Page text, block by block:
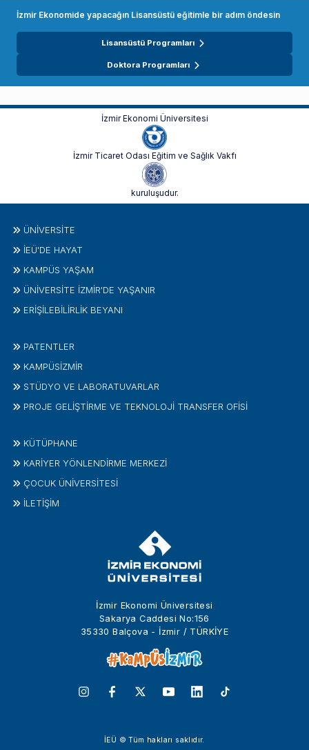
İzmir Ekonomide yapacağın Lisansüstü eğitimle bir adım öndesin
Lisansüstü Programları
Doktora Programları
İzmir Ekonomi Üniversitesi
İzmir Ticaret Odası Eğitim ve Sağlık Vakfı
kuruluşudur.
İzmir Ekonomi Üniversitesi
Sakarya Caddesi No:156
35330 Balçova - İzmir / TÜRKİYE
ÜNIVERSITE
İEÜ'DE HAYAT
KAMPÜS YAŞAM
ÜNİVERSİTE İZMİR'DE YAŞANIR
ERİŞİLEBİLİRLİK BEYANI
PATENTLER
KAMPÜSİZMIR
STÜDYO VE LABORATUVARLAR
PROJE GELIŞTIRME VE TEKNOLOJI TRANSFER OFISI
KÜTÜPHANE
KARİYER YÖNLENDİRME MERKEZİ
ÇOCUK ÜNIVERSITESI
İLETIŞIM
İEÜ © Tüm hakları saklıdır.